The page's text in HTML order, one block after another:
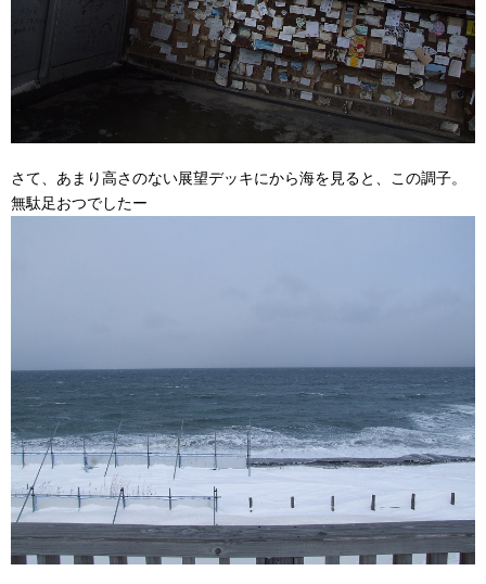
さて、あまり高さのない展望デッキにから海を見ると、この調子。
無駄足おつでしたー